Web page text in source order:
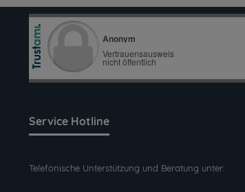
Service Hotline
Telefonische Unterstützung und Beratung unter: